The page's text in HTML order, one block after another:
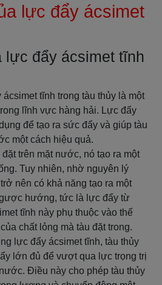
lực đẩy ácsimet
lực đẩy ácsimet tĩnh
tĩnh trong tàu thủy là một
lĩnh vực hàng hải. Lực đẩy
để tạo ra sức đẩy và giúp tàu
một cách hiệu quả.
trên mặt nước, nó tạo ra một
Tuy nhiên, nhờ nguyên lý
nên có khả năng tạo ra một
hướng, tức là lực đẩy từ
tĩnh này phụ thuộc vào thể
chất lỏng mà tàu đặt trong.
lực đẩy ácsimet tĩnh, tàu thủy
lớn đủ để vượt qua lực trọng trị
Điều này cho phép tàu thủy